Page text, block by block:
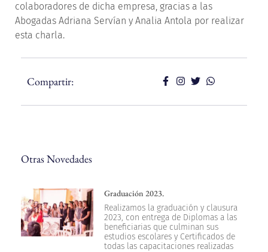
colaboradores de dicha empresa, gracias a las
Abogadas Adriana Servían y Analia Antola por realizar
esta charla.
Compartir:
Otras Novedades
Graduación 2023.
Realizamos la graduación y clausura
2023, con entrega de Diplomas a las
beneficiarias que culminan sus
estudios escolares y Certificados de
todas las capacitaciones realizadas